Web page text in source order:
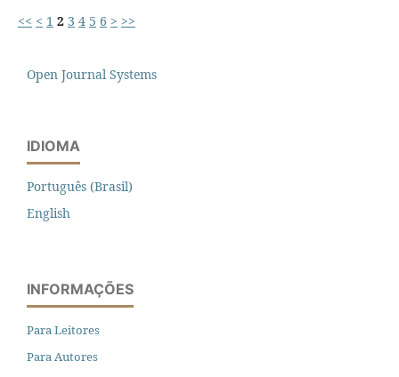
<< < 1 2 3 4 5 6 > >>
Open Journal Systems
IDIOMA
Português (Brasil)
English
INFORMAÇÕES
Para Leitores
Para Autores